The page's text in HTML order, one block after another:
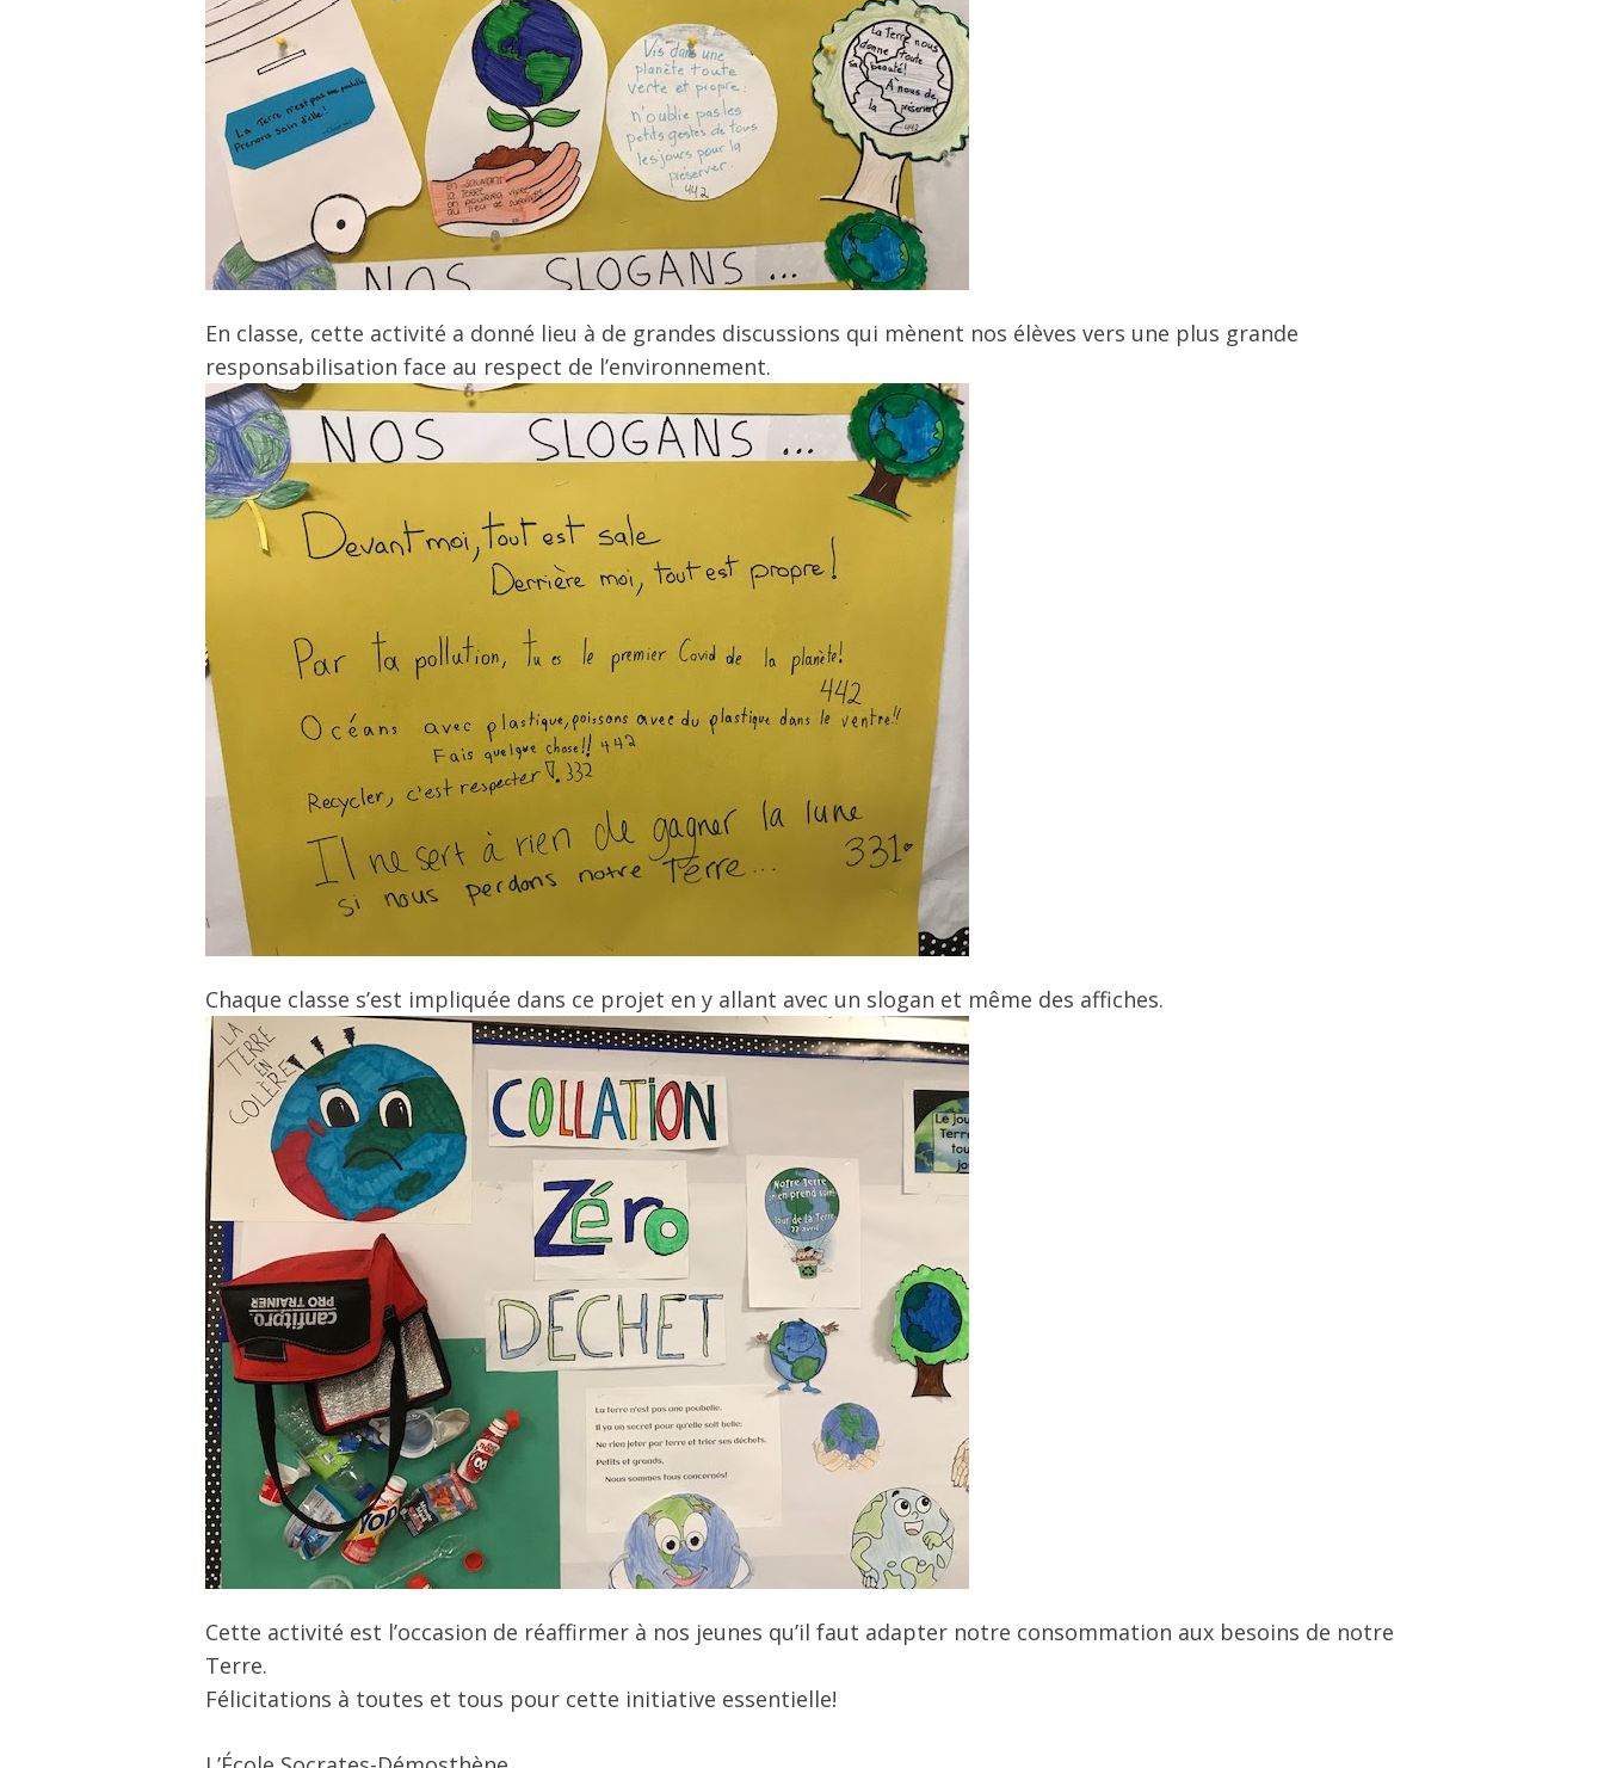
En classe, cette activité a donné lieu à de grandes discussions qui mènent nos élèves vers une plus grande
responsabilisation face au respect de l’environnement.
Chaque classe s’est impliquée dans ce projet en y allant avec un slogan et même des affiches.
Cette activité est l’occasion de réaffirmer à nos jeunes qu’il faut adapter notre consommation aux besoins de notre
Terre.
Félicitations à toutes et tous pour cette initiative essentielle!